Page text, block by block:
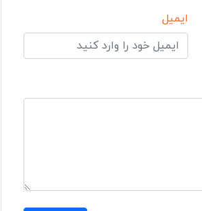
ایمیل